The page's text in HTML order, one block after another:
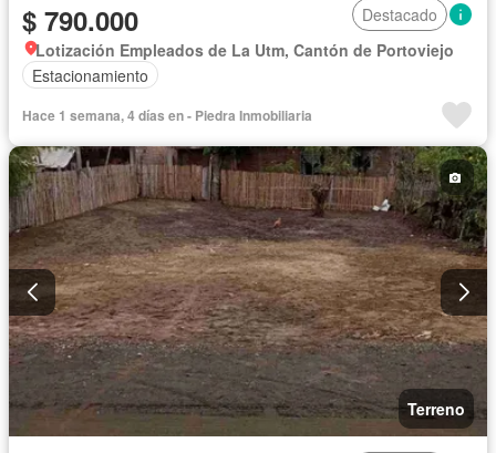
$ 790.000
Destacado
Lotización Empleados de La Utm, Cantón de Portoviejo
Estacionamiento
Hace 1 semana, 4 días en - Piedra Inmobiliaria
Terreno